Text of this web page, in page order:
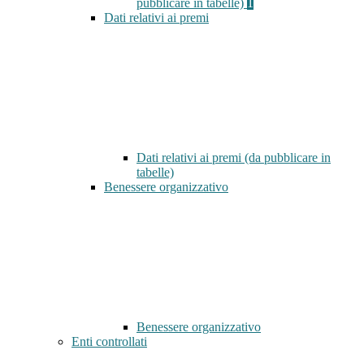
pubblicare in tabelle)
Dati relativi ai premi
Dati relativi ai premi (da pubblicare in
tabelle)
Benessere organizzativo
Benessere organizzativo
Enti controllati